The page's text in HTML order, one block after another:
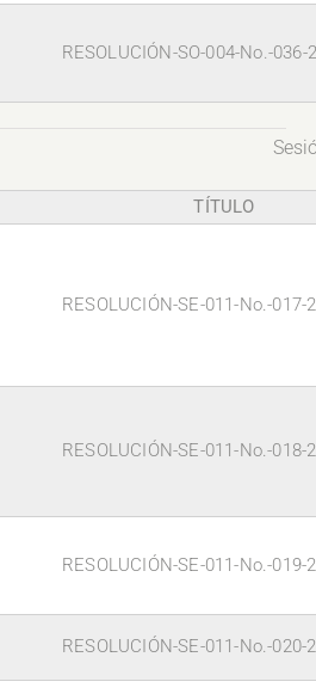
RESOLUCIÓN-SO-004-No.-036-
TÍTULO
RESOLUCIÓN-SE-011-No.-017-
RESOLUCIÓN-SE-011-No.-018-
RESOLUCIÓN-SE-011-No.-019-
RESOLUCIÓN-SE-011-No.-020-